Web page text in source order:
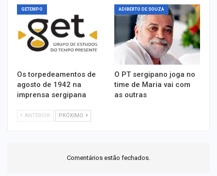
GETEMPO
Os torpedeamentos de
agosto de 1942 na
imprensa sergipana
ADIBERTO DE SOUZA
O PT sergipano joga no
time de Maria vai com
as outras
ANTERIOR PRÓXIMO
Comentários estão fechados.